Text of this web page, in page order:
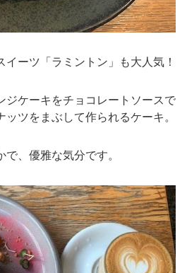
ーツ「ラミントン」も大人気！
ジケーキをチョコレートソースで
ツをまぶして作られるケーキ。
で、優雅な気分です。